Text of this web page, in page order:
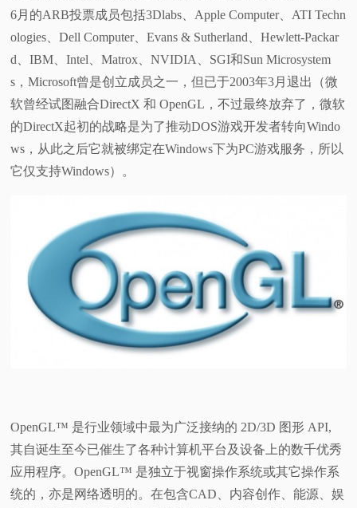
6月的ARB投票成员包括3Dlabs、Apple Computer、ATI Techn
ologies、Dell Computer、Evans & Sutherland、Hewlett-Packar
d、IBM、Intel、Matrox、NVIDIA、SGI和Sun Microsystem
s，Microsoft曾是创立成员之一，但已于2003年3月退出（微
软曾经试图融合DirectX 和 OpenGL，不过最终放弃了，微软
的DirectX起初的战略是为了推动DOS游戏开发者转向Windo
ws，从此之后它就被绑定在Windows下为PC游戏服务，所以
它仅支持Windows）。
OpenGL™ 是行业领域中最为广泛接纳的 2D/3D 图形 API,
其自诞生至今已催生了各种计算机平台及设备上的数千优秀
应用程序。OpenGL™ 是独立于视窗操作系统或其它操作系
统的，亦是网络透明的。在包含CAD、内容创作、能源、娱